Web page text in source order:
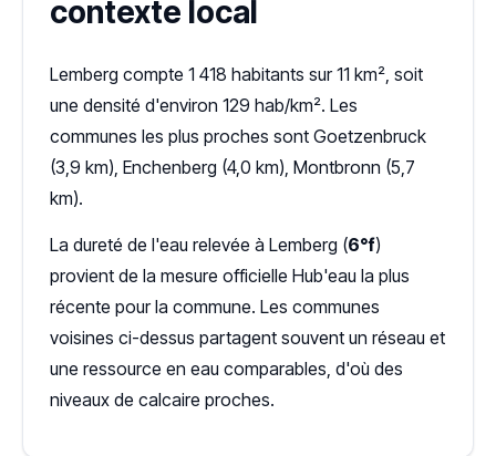
contexte local
Lemberg compte 1 418 habitants sur 11 km², soit
une densité d'environ 129 hab/km². Les
communes les plus proches sont Goetzenbruck
(3,9 km), Enchenberg (4,0 km), Montbronn (5,7
km).
La dureté de l'eau relevée à Lemberg (6°f)
provient de la mesure officielle Hub'eau la plus
récente pour la commune. Les communes
voisines ci-dessus partagent souvent un réseau et
une ressource en eau comparables, d'où des
niveaux de calcaire proches.